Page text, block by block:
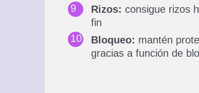
Rizos: consigue rizos
fin
Bloqueo: mantén
gracias a función de